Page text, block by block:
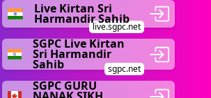
Live Kirtan Sri
Harmandir Sahib
live.sgpc.net
SGPC Live Kirtan
Sri Harmandir
Sahib sgpc.net
SGPC GURU